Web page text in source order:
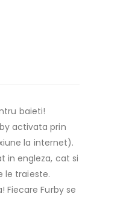
baieti!
activata prin
la internet).
in engleza, cat si
le traieste.
Furby se